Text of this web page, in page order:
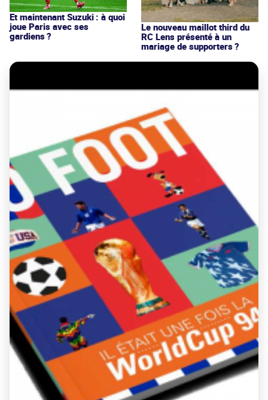
Et maintenant Suzuki : à quoi
joue Paris avec ses
gardiens ?
Le nouveau maillot third du
RC Lens présenté à un
mariage de supporters ?